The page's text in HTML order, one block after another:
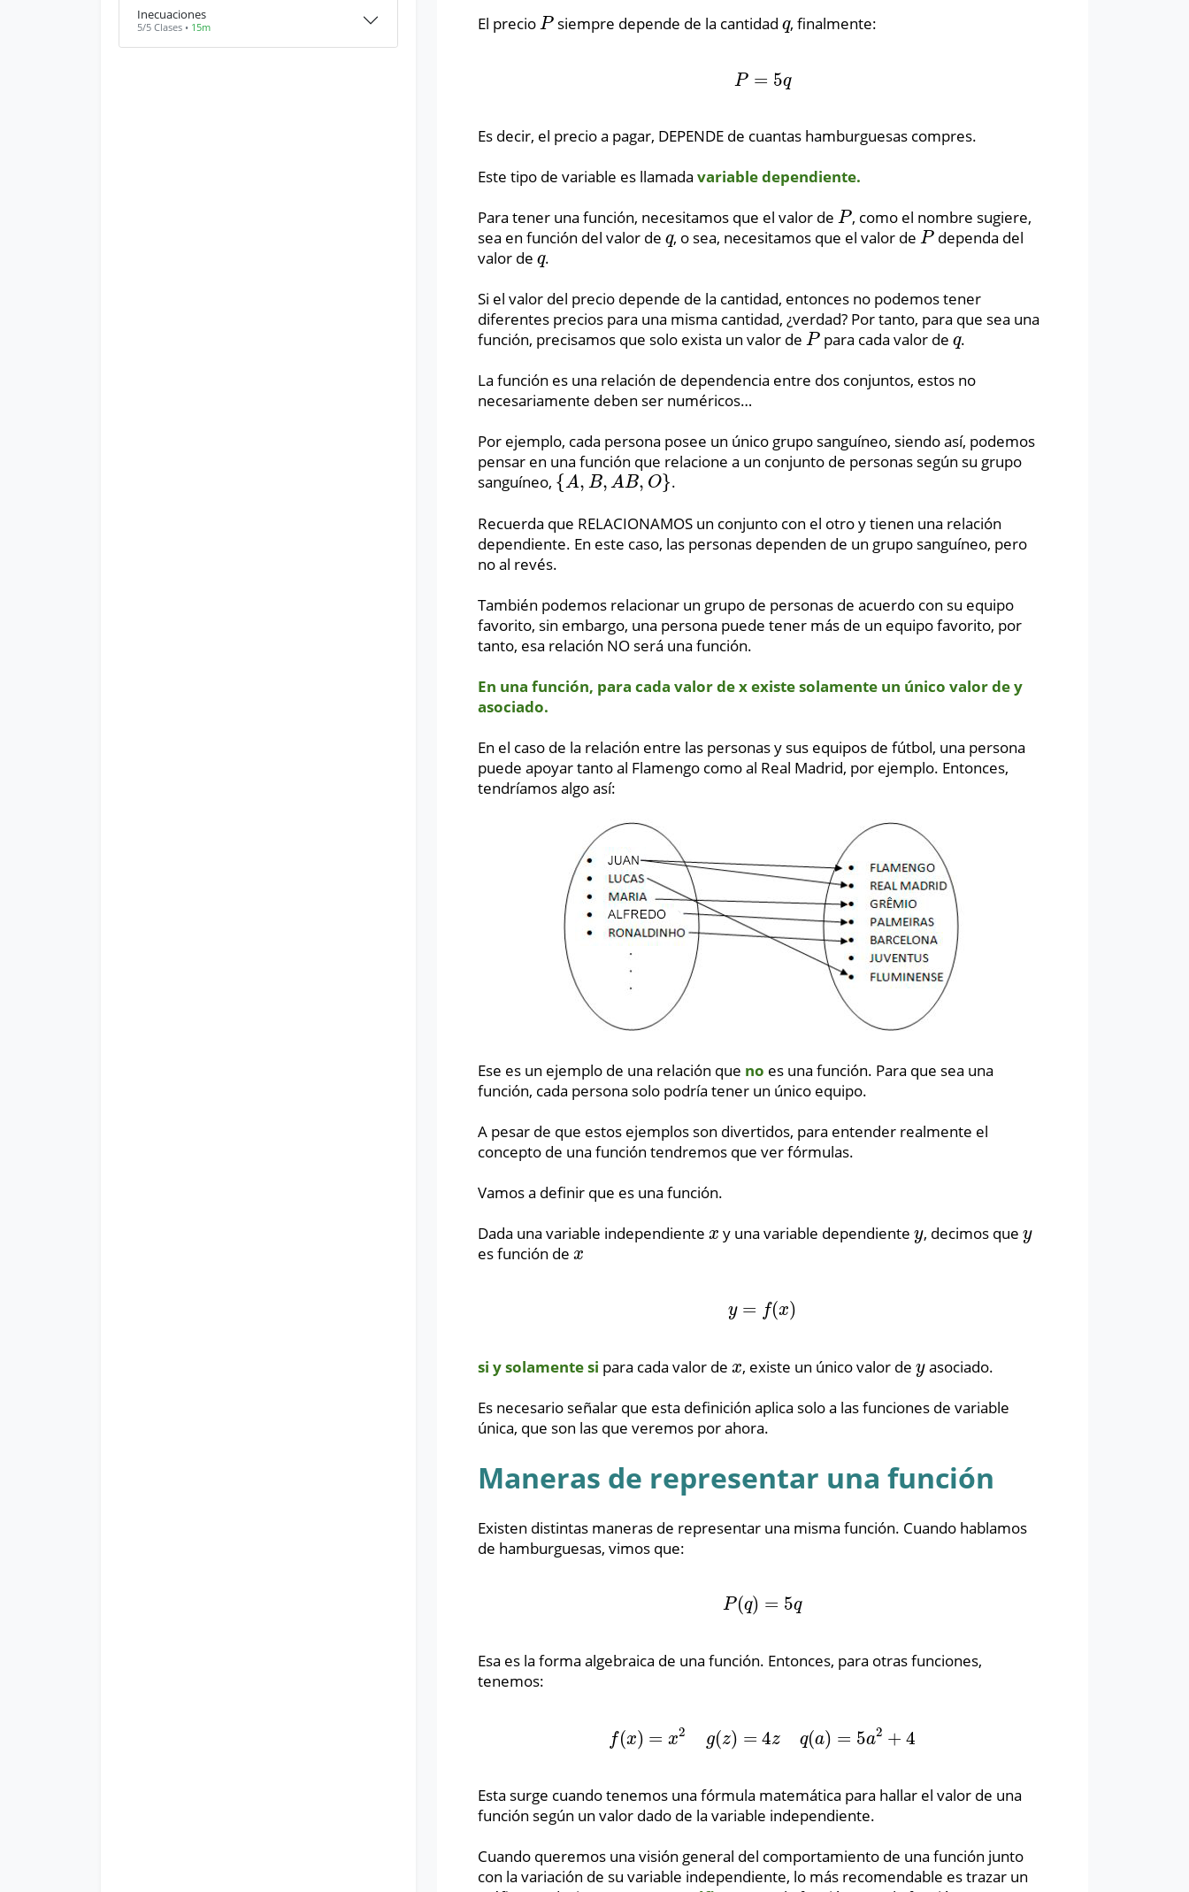
Inecuaciones
5/5 Clases • 15m
El precio P
P siempre depende de la cantidadq
q, finalmente:
P = 5q
P =5 q
Es decir, el precio a pagar, DEPENDE de cuantas hamburguesas compres.
Este tipo de variable es llamada variable dependiente.
Para tener una función, necesitamos que el valor de P
P , como el nombre sugiere,
sea en función del valor de q
q, o sea, necesitamos que el valor deP
P dependa del
valor de q
q.
Si el valor del precio depende de la cantidad, entonces no podemos tener
diferentes precios para una misma cantidad, ¿verdad? Por tanto, para que sea una
función, precisamos que solo exista un valor de P
P para cada valor deq
q.
La función es una relación de dependencia entre dos conjuntos, estos no
necesariamente deben ser numéricos…
Por ejemplo, cada persona posee un único grupo sanguíneo, siendo así, podemos
pensar en una función que relacione a un conjunto de personas según su grupo
sanguíneo, {A, B, AB, O}
{A,B ABO} .
Recuerda que RELACIONAMOS un conjunto con el otro y tienen una relación
dependiente. En este caso, las personas dependen de un grupo sanguíneo, pero
no al revés.
También podemos relacionar un grupo de personas de acuerdo con su equipo
favorito, sin embargo, una persona puede tener más de un equipo favorito, por
tanto, esa relación NO será una función.
En una función, para cada valor de x existe solamente un único valor de y
asociado.
En el caso de la relación entre las personas y sus equipos de fútbol, una persona
puede apoyar tanto al Flamengo como al Real Madrid, por ejemplo. Entonces,
tendríamos algo así:
Ese es un ejemplo de una relación que no es una función. Para que sea una
función, cada persona solo podría tener un único equipo.
A pesar de que estos ejemplos son divertidos, para entender realmente el
concepto de una función tendremos que ver fórmulas.
Vamos a definir que es una función.
Dada una variable independiente x
x y una variable dependientey
y, decimos que y
y
es función de x
x
y = f(x)
y= (x)
si y solamente si para cada valor de x
x, existe un único valor dey
yasociado.
Es necesario señalar que esta definición aplica solo a las funciones de variable
única, que son las que veremos por ahora.
Maneras de representar una función
Existen distintas maneras de representar una misma función. Cuando hablamos
de hamburguesas, vimos que:
P (q) = 5q
P(q =5 q
Esa es la forma algebraica de una función. Entonces, para otras funciones,
tenemos:
f(x) = x2 g(z) = 4z q(a) = 5a2 + 4
f( x2g(z )=4zq =5a2 +4
Esta surge cuando tenemos una fórmula matemática para hallar el valor de una
función según un valor dado de la variable independiente.
Cuando queremos una visión general del comportamiento de una función junto
con la variación de su variable independiente, lo más recomendable es trazar un